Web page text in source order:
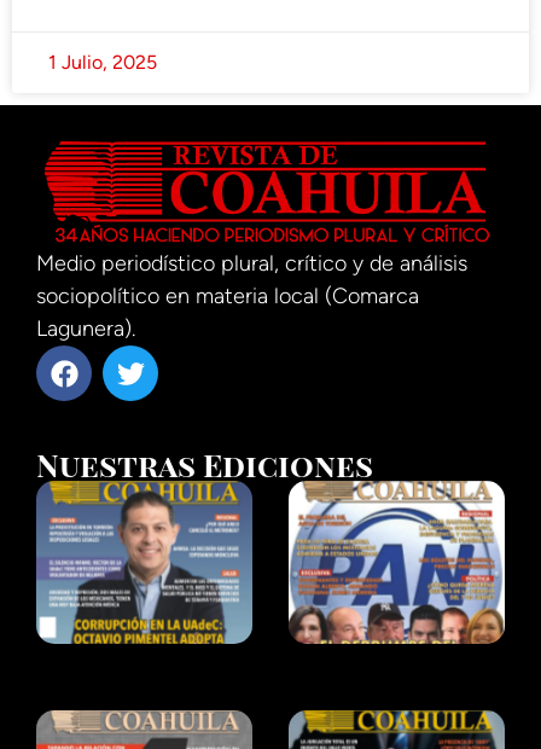
1 Julio, 2025
Medio periodístico plural, crítico y de análisis
sociopolítico en materia local (Comarca
Lagunera).
Nuestras Ediciones